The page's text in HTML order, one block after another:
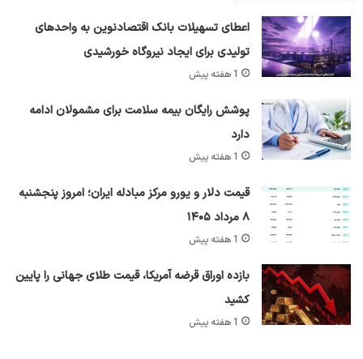
اعطای تسهیلات بانک اقتصادنوین به واحدهای
تولیدی برای ایجاد نیروگاه خورشیدی
1 هفته پیش
پوشش رایگان بیمه سلامت برای مشمولان ادامه
دارد
1 هفته پیش
قیمت دلار و یورو مرکز مبادله ایران؛ امروز پنجشنبه
۸ مرداد ۱۴۰۵
1 هفته پیش
بازده اوراق قرضه آمریکا، قیمت طلای جهانی را پایین
کشید
1 هفته پیش